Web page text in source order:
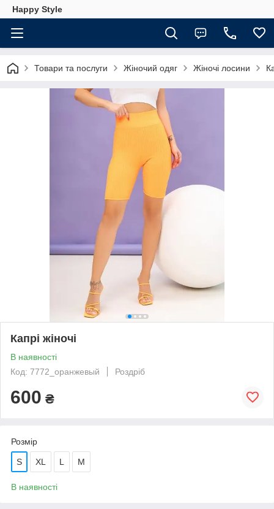
Happy Style
Товари та послуги Жіночий одяг Жіночі лосини
Капрі жіночі
В наявності
Код: 7772_оранжевый
Роздріб
600 ₴
Розмір
S XL L M
В наявності